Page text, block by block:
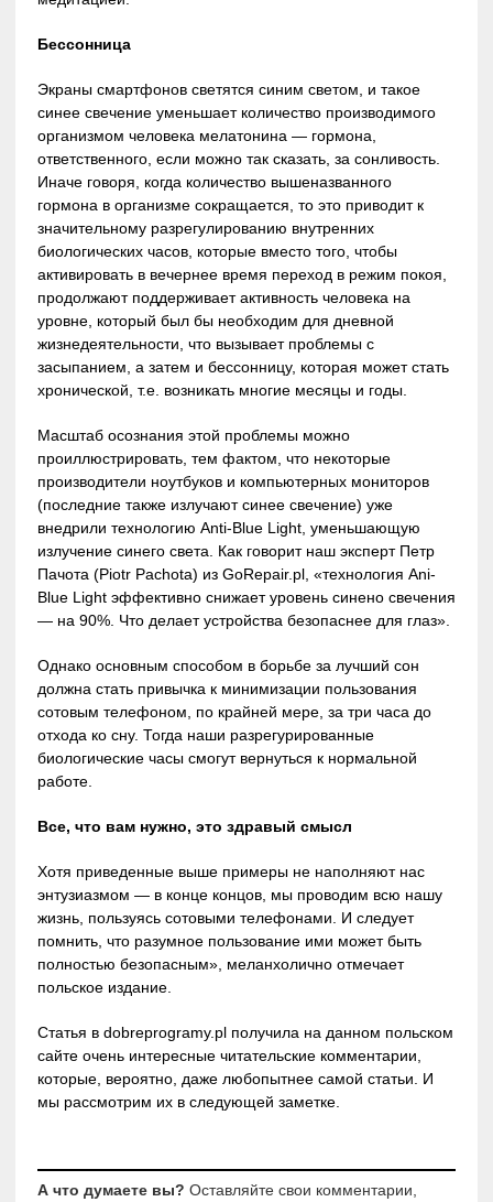
Бессонница
Экраны смартфонов светятся синим светом, и такое
синее свечение уменьшает количество производимого
организмом человека мелатонина — гормона,
ответственного, если можно так сказать, за сонливость.
Иначе говоря, когда количество вышеназванного
гормона в организме сокращается, то это приводит к
значительному разрегулированию внутренних
биологических часов, которые вместо того, чтобы
активировать в вечернее время переход в режим покоя,
продолжают поддерживает активность человека на
уровне, который был бы необходим для дневной
жизнедеятельности, что вызывает проблемы с
засыпанием, а затем и бессонницу, которая может стать
хронической, т.е. возникать многие месяцы и годы.
Масштаб осознания этой проблемы можно
проиллюстрировать, тем фактом, что некоторые
производители ноутбуков и компьютерных мониторов
(последние также излучают синее свечение) уже
внедрили технологию Anti-Blue Light, уменьшающую
излучение синего света. Как говорит наш эксперт Петр
Пачота (Piotr Pachota) из GoRepair.pl, «технология Ani-
Blue Light эффективно снижает уровень синено свечения
— на 90%. Что делает устройства безопаснее для глаз».
Однако основным способом в борьбе за лучший сон
должна стать привычка к минимизации пользования
сотовым телефоном, по крайней мере, за три часа до
отхода ко сну. Тогда наши разрегурированные
биологические часы смогут вернуться к нормальной
работе.
Все, что вам нужно, это здравый смысл
Хотя приведенные выше примеры не наполняют нас
энтузиазмом — в конце концов, мы проводим всю нашу
жизнь, пользуясь сотовыми телефонами. И следует
помнить, что разумное пользование ими может быть
полностью безопасным», меланхолично отмечает
польское издание.
Статья в dobreprogramy.pl получила на данном польском
сайте очень интересные читательские комментарии,
которые, вероятно, даже любопытнее самой статьи. И
мы рассмотрим их в следующей заметке.
А что думаете вы? Оставляйте свои комментарии,